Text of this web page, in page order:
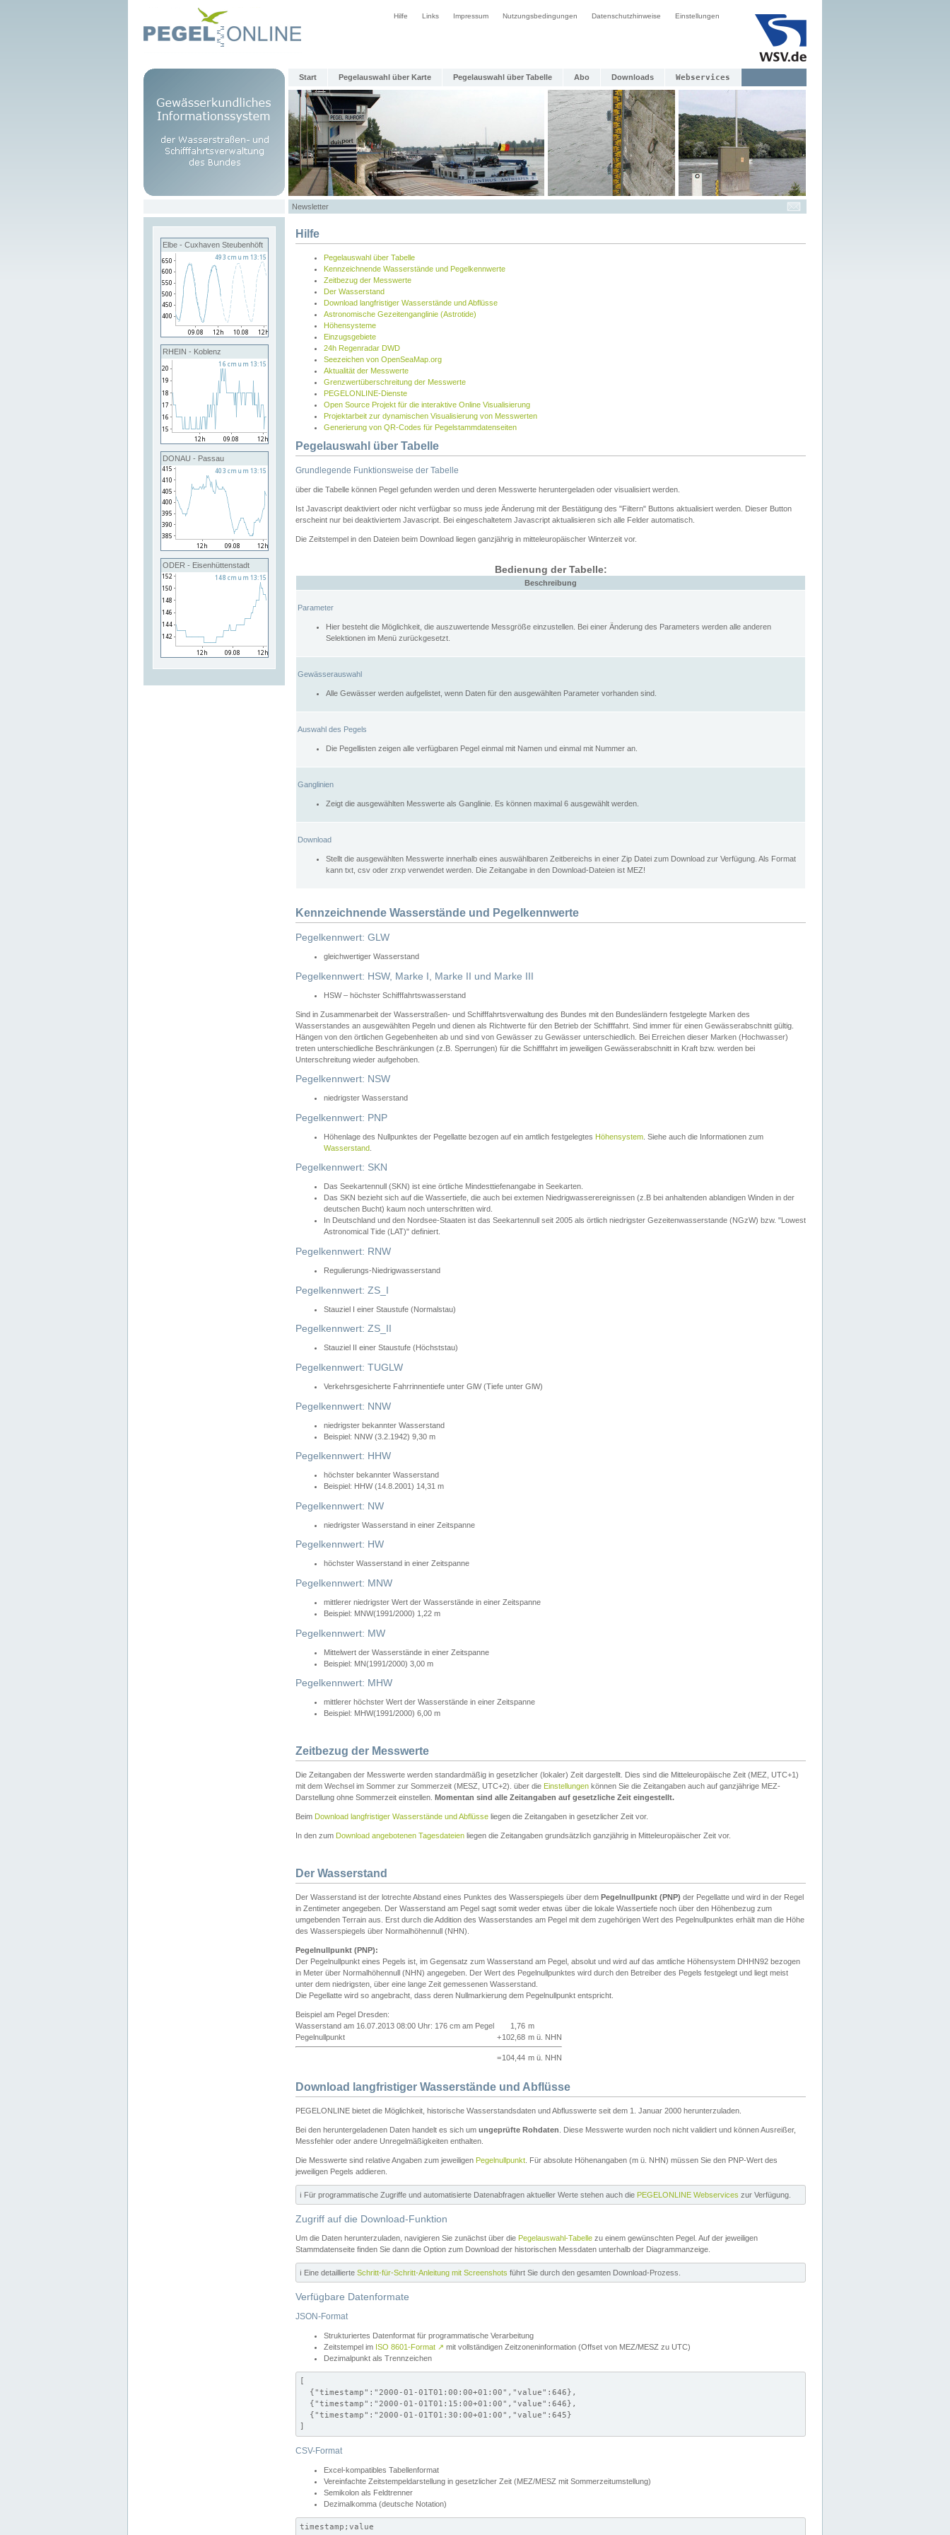
Hilfe Links Impressum Nutzungsbedingungen Datenschutzhinweise Einstellungen
Start Pegelauswahl über Karte Pegelauswahl über Tabelle Abo Downloads Webservices
Newsletter
Elbe - Cuxhaven Steubenhöft
RHEIN - Koblenz
DONAU - Passau
ODER - Eisenhüttenstadt
Hilfe
Pegelauswahl über Tabelle
Kennzeichnende Wasserstände und Pegelkennwerte
Zeitbezug der Messwerte
Der Wasserstand
Download langfristiger Wasserstände und Abflüsse
Astronomische Gezeitenganglinie (Astrotide)
Höhensysteme
Einzugsgebiete
24h Regenradar DWD
Seezeichen von OpenSeaMap.org
Aktualität der Messwerte
Grenzwertüberschreitung der Messwerte
PEGELONLINE-Dienste
Open Source Projekt für die interaktive Online Visualisierung
Projektarbeit zur dynamischen Visualisierung von Messwerten
Generierung von QR-Codes für Pegelstammdatenseiten
Pegelauswahl über Tabelle
Grundlegende Funktionsweise der Tabelle
über die Tabelle können Pegel gefunden werden und deren Messwerte heruntergeladen oder visualisiert werden.
Ist Javascript deaktiviert oder nicht verfügbar so muss jede Änderung mit der Bestätigung des "Filtern" Buttons aktualisiert werden. Dieser Button
erscheint nur bei deaktiviertem Javascript. Bei eingeschaltetem Javascript aktualisieren sich alle Felder automatisch.
Die Zeitstempel in den Dateien beim Download liegen ganzjährig in mitteleuropäischer Winterzeit vor.
Bedienung der Tabelle:
Beschreibung
Parameter
Hier besteht die Möglichkeit, die auszuwertende Messgröße einzustellen. Bei einer Änderung des Parameters werden alle anderen
Selektionen im Menü zurückgesetzt.
Gewässerauswahl
Alle Gewässer werden aufgelistet, wenn Daten für den ausgewählten Parameter vorhanden sind.
Auswahl des Pegels
Die Pegellisten zeigen alle verfügbaren Pegel einmal mit Namen und einmal mit Nummer an.
Ganglinien
Zeigt die ausgewählten Messwerte als Ganglinie. Es können maximal 6 ausgewählt werden.
Download
Stellt die ausgewählten Messwerte innerhalb eines auswählbaren Zeitbereichs in einer Zip Datei zum Download zur Verfügung. Als Format
kann txt, csv oder zrxp verwendet werden. Die Zeitangabe in den Download-Dateien ist MEZ!
Kennzeichnende Wasserstände und Pegelkennwerte
Pegelkennwert: GLW
gleichwertiger Wasserstand
Pegelkennwert: HSW, Marke I, Marke II und Marke III
HSW – höchster Schifffahrtswasserstand
Sind in Zusammenarbeit der Wasserstraßen- und Schifffahrtsverwaltung des Bundes mit den Bundesländern festgelegte Marken des
Wasserstandes an ausgewählten Pegeln und dienen als Richtwerte für den Betrieb der Schifffahrt. Sind immer für einen Gewässerabschnitt gültig.
Hängen von den örtlichen Gegebenheiten ab und sind von Gewässer zu Gewässer unterschiedlich. Bei Erreichen dieser Marken (Hochwasser)
treten unterschiedliche Beschränkungen (z.B. Sperrungen) für die Schifffahrt im jeweiligen Gewässerabschnitt in Kraft bzw. werden bei
Unterschreitung wieder aufgehoben.
Pegelkennwert: NSW
niedrigster Wasserstand
Pegelkennwert: PNP
Höhenlage des Nullpunktes der Pegellatte bezogen auf ein amtlich festgelegtes Höhensystem . Siehe auch die Informationen zum
Wasserstand
Pegelkennwert: SKN
Das Seekartennull (SKN) ist eine örtliche Mindesttiefenangabe in Seekarten.
Das SKN bezieht sich auf die Wassertiefe, die auch bei extemen Niedrigwasserereignissen (z.B bei anhaltenden ablandigen Winden in der
deutschen Bucht) kaum noch unterschritten wird.
In Deutschland und den Nordsee-Staaten ist das Seekartennull seit 2005 als örtlich niedrigster Gezeitenwasserstande (NGzW) bzw. "Lowest
Astronomical Tide (LAT)" definiert.
Pegelkennwert: RNW
Regulierungs-Niedrigwasserstand
Pegelkennwert: ZS_I
Stauziel I einer Staustufe (Normalstau)
Pegelkennwert: ZS_II
Stauziel II einer Staustufe (Höchststau)
Pegelkennwert: TUGLW
Verkehrsgesicherte Fahrrinnentiefe unter GlW (Tiefe unter GlW)
Pegelkennwert: NNW
niedrigster bekannter Wasserstand
Beispiel: NNW (3.2.1942) 9,30 m
Pegelkennwert: HHW
höchster bekannter Wasserstand
Beispiel: HHW (14.8.2001) 14,31 m
Pegelkennwert: NW
niedrigster Wasserstand in einer Zeitspanne
Pegelkennwert: HW
höchster Wasserstand in einer Zeitspanne
Pegelkennwert: MNW
mittlerer niedrigster Wert der Wasserstände in einer Zeitspanne
Beispiel: MNW(1991/2000) 1,22 m
Pegelkennwert: MW
Mittelwert der Wasserstände in einer Zeitspanne
Beispiel: MN(1991/2000) 3,00 m
Pegelkennwert: MHW
mittlerer höchster Wert der Wasserstände in einer Zeitspanne
Beispiel: MHW(1991/2000) 6,00 m
Zeitbezug der Messwerte
Die Zeitangaben der Messwerte werden standardmäßig in gesetzlicher (lokaler) Zeit dargestellt. Dies sind die Mitteleuropäische Zeit (MEZ, UTC+1)
mit dem Wechsel im Sommer zur Sommerzeit (MESZ, UTC+2). über die Einstellungen können Sie die Zeitangaben auch auf ganzjährige MEZ-
Darstellung ohne Sommerzeit einstellen. Momentan sind alle Zeitangaben auf gesetzliche Zeit eingestellt.
Beim Download langfristiger Wasserstände und Abflüsse liegen die Zeitangaben in gesetzlicher Zeit vor.
In den zum Download angebotenen Tagesdateien liegen die Zeitangaben grundsätzlich ganzjährig in Mitteleuropäischer Zeit vor.
Der Wasserstand
Der Wasserstand ist der lotrechte Abstand eines Punktes des Wasserspiegels über dem Pegelnullpunkt (PNP) der Pegellatte und wird in der Regel
in Zentimeter angegeben. Der Wasserstand am Pegel sagt somit weder etwas über die lokale Wassertiefe noch über den Höhenbezug zum
umgebenden Terrain aus. Erst durch die Addition des Wasserstandes am Pegel mit dem zugehörigen Wert des Pegelnullpunktes erhält man die Höhe
des Wasserspiegels über Normalhöhennull (NHN).
Pegelnullpunkt (PNP):
Der Pegelnullpunkt eines Pegels ist, im Gegensatz zum Wasserstand am Pegel, absolut und wird auf das amtliche Höhensystem DHHN92 bezogen
in Meter über Normalhöhennull (NHN) angegeben. Der Wert des Pegelnullpunktes wird durch den Betreiber des Pegels festgelegt und liegt meist
unter dem niedrigsten, über eine lange Zeit gemessenen Wasserstand.
Die Pegellatte wird so angebracht, dass deren Nullmarkierung dem Pegelnullpunkt entspricht.
Beispiel am Pegel Dresden:
Wasserstand am 16.07.2013 08:00 Uhr: 176 cm am Pegel
1,76 m
Pegelnullpunkt
+102,68 m ü. NHN
=104,44 m ü. NHN
Download langfristiger Wasserstände und Abflüsse
PEGELONLINE bietet die Möglichkeit, historische Wasserstandsdaten und Abflusswerte seit dem 1. Januar 2000 herunterzuladen.
Bei den heruntergeladenen Daten handelt es sich um ungeprüfte Rohdaten . Diese Messwerte wurden noch nicht validiert und können Ausreißer,
Messfehler oder andere Unregelmäßigkeiten enthalten.
Die Messwerte sind relative Angaben zum jeweiligen Pegelnullpunkt . Für absolute Höhenangaben (m ü. NHN) müssen Sie den PNP-Wert des
jeweiligen Pegels addieren.
ℹ️ Für programmatische Zugriffe und automatisierte Datenabfragen aktueller Werte stehen auch die PEGELONLINE Webservices zur Verfügung.
Zugriff auf die Download-Funktion
Um die Daten herunterzuladen, navigieren Sie zunächst über die Pegelauswahl-Tabelle zu einem gewünschten Pegel. Auf der jeweiligen
Stammdatenseite finden Sie dann die Option zum Download der historischen Messdaten unterhalb der Diagrammanzeige.
ℹ️ Eine detaillierte Schritt-für-Schritt-Anleitung mit Screenshots führt Sie durch den gesamten Download-Prozess.
Verfügbare Datenformate
JSON-Format
Strukturiertes Datenformat für programmatische Verarbeitung
Zeitstempel im ISO 8601-Format ↗ mit vollständigen Zeitzoneninformation (Offset von MEZ/MESZ zu UTC)
Dezimalpunkt als Trennzeichen
[
  {"timestamp":"2000-01-01T01:00:00+01:00","value":646},
  {"timestamp":"2000-01-01T01:15:00+01:00","value":646},
  {"timestamp":"2000-01-01T01:30:00+01:00","value":645}
]
CSV-Format
Excel-kompatibles Tabellenformat
Vereinfachte Zeitstempeldarstellung in gesetzlicher Zeit (MEZ/MESZ mit Sommerzeitumstellung)
Semikolon als Feldtrenner
Dezimalkomma (deutsche Notation)
timestamp;value